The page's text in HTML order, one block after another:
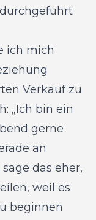
ich mich
Verkauf zu
„Ich bin ein
gerne
an
das eher,
weil es
beginnen